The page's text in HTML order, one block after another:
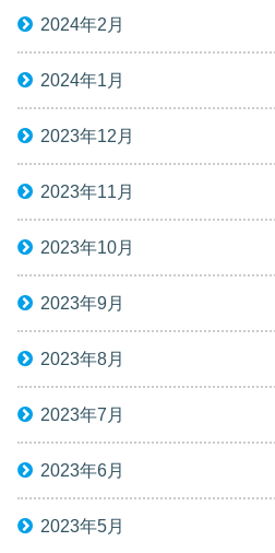
2024年2月
2024年1月
2023年12月
2023年11月
2023年10月
2023年9月
2023年8月
2023年7月
2023年6月
2023年5月